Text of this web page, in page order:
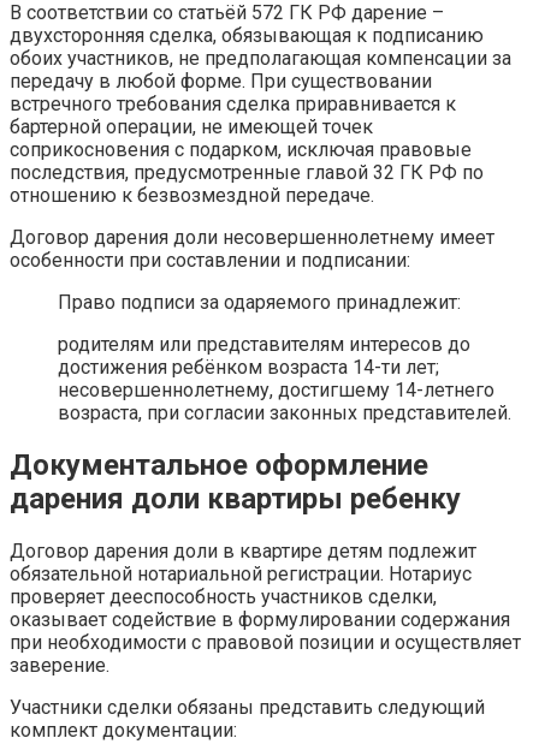
В соответствии со статьёй 572 ГК РФ дарение –
двухсторонняя сделка, обязывающая к подписанию
обоих участников, не предполагающая компенсации за
передачу в любой форме. При существовании
встречного требования сделка приравнивается к
бартерной операции, не имеющей точек
соприкосновения с подарком, исключая правовые
последствия, предусмотренные главой 32 ГК РФ по
отношению к безвозмездной передаче.
Договор дарения доли несовершеннолетнему имеет
особенности при составлении и подписании:
Право подписи за одаряемого принадлежит:
родителям или представителям интересов до
достижения ребёнком возраста 14-ти лет;
несовершеннолетнему, достигшему 14-летнего
возраста, при согласии законных представителей.
Документальное оформление
дарения доли квартиры ребенку
Договор дарения доли в квартире детям подлежит
обязательной нотариальной регистрации. Нотариус
проверяет дееспособность участников сделки,
оказывает содействие в формулировании содержания
при необходимости с правовой позиции и осуществляет
заверение.
Участники сделки обязаны представить следующий
комплект документации: